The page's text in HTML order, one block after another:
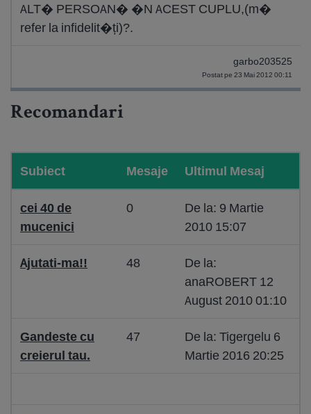
ALT� PERSOAN� �N ACEST CUPLU,(m�
refer la infidelit�ți)?.
garbo203525
Postat pe 23 Mai 2012 00:11
Recomandari
Subiect Mesaje Ultimul Mesaj
cei 40 de
mucenici
0
De la: 9 Martie
2010 15:07
Ajutati-ma!! 48
De la:
anaROBERT 12
August 2010 01:10
Gandeste cu
creierul tau.
47
De la: Tigergelu 6
Martie 2016 20:25